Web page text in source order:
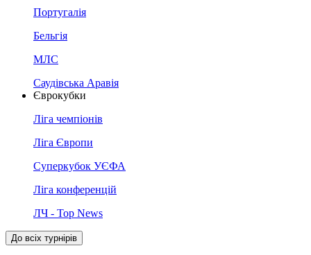
Португалія
Бельгія
МЛС
Саудівська Аравія
Єврокубки
Ліга чемпіонів
Ліга Європи
Суперкубок УЄФА
Ліга конференцій
ЛЧ - Top News
До всіх турнірів